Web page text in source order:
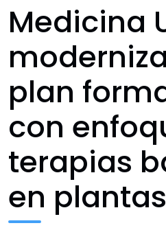
Medicina
plan
con
terapias
en plantas